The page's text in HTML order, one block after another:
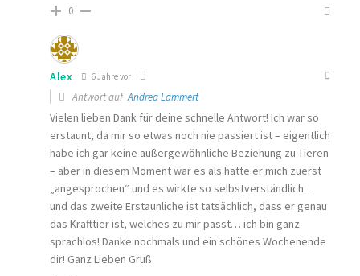
0
Alex 6 Jahre vor
Antwort aufAndrea Lammert
Vielen lieben Dank für deine schnelle Antwort! Ich war so
erstaunt, da mir so etwas noch nie passiert ist – eigentlich
habe ich gar keine außergewöhnliche Beziehung zu Tieren
– aber in diesem Moment war es als hätte er mich zuerst
„angesprochen“ und es wirkte so selbstverständlich…
und das zweite Erstaunliche ist tatsächlich, dass er genau
das Krafttier ist, welches zu mir passt… ich bin ganz
sprachlos! Danke nochmals und ein schönes Wochenende
dir! Ganz Lieben Gruß